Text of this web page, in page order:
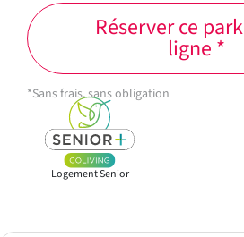
Réserver ce
ligne *
*Sans frais, sans obligation
Logement Senior